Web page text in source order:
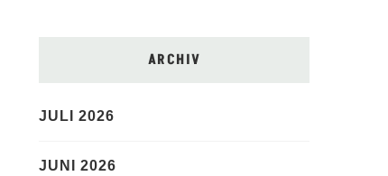
ARCHIV
JULI 2026
JUNI 2026